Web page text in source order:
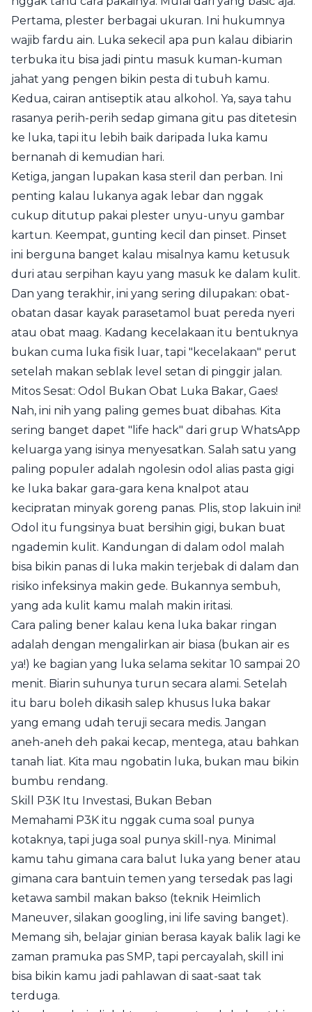
Pertama, plester berbagai ukuran. Ini hukumnya
wajib fardu ain. Luka sekecil apa pun kalau dibiarin
terbuka itu bisa jadi pintu masuk kuman-kuman
jahat yang pengen bikin pesta di tubuh kamu.
Kedua, cairan antiseptik atau alkohol. Ya, saya tahu
rasanya perih-perih sedap gimana gitu pas ditetesin
ke luka, tapi itu lebih baik daripada luka kamu
bernanah di kemudian hari.
Ketiga, jangan lupakan kasa steril dan perban. Ini
penting kalau lukanya agak lebar dan nggak
cukup ditutup pakai plester unyu-unyu gambar
kartun. Keempat, gunting kecil dan pinset. Pinset
ini berguna banget kalau misalnya kamu ketusuk
duri atau serpihan kayu yang masuk ke dalam kulit.
Dan yang terakhir, ini yang sering dilupakan: obat-
obatan dasar kayak parasetamol buat pereda nyeri
atau obat maag. Kadang kecelakaan itu bentuknya
bukan cuma luka fisik luar, tapi "kecelakaan" perut
setelah makan seblak level setan di pinggir jalan.
Mitos Sesat: Odol Bukan Obat Luka Bakar, Gaes!
Nah, ini nih yang paling gemes buat dibahas. Kita
sering banget dapet "life hack" dari grup WhatsApp
keluarga yang isinya menyesatkan. Salah satu yang
paling populer adalah ngolesin odol alias pasta gigi
ke luka bakar gara-gara kena knalpot atau
kecipratan minyak goreng panas. Plis, stop lakuin ini!
Odol itu fungsinya buat bersihin gigi, bukan buat
ngademin kulit. Kandungan di dalam odol malah
bisa bikin panas di luka makin terjebak di dalam dan
risiko infeksinya makin gede. Bukannya sembuh,
yang ada kulit kamu malah makin iritasi.
Cara paling bener kalau kena luka bakar ringan
adalah dengan mengalirkan air biasa (bukan air es
ya!) ke bagian yang luka selama sekitar 10 sampai 20
menit. Biarin suhunya turun secara alami. Setelah
itu baru boleh dikasih salep khusus luka bakar
yang emang udah teruji secara medis. Jangan
aneh-aneh deh pakai kecap, mentega, atau bahkan
tanah liat. Kita mau ngobatin luka, bukan mau bikin
bumbu rendang.
Skill P3K Itu Investasi, Bukan Beban
Memahami P3K itu nggak cuma soal punya
kotaknya, tapi juga soal punya skill-nya. Minimal
kamu tahu gimana cara balut luka yang bener atau
gimana cara bantuin temen yang tersedak pas lagi
ketawa sambil makan bakso (teknik Heimlich
Maneuver, silakan googling, ini life saving banget).
Memang sih, belajar ginian berasa kayak balik lagi ke
zaman pramuka pas SMP, tapi percayalah, skill ini
bisa bikin kamu jadi pahlawan di saat-saat tak
terduga.